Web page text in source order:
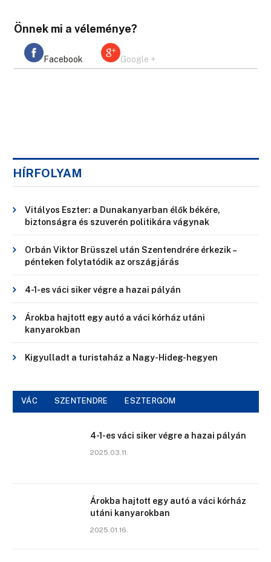
Önnek mi a véleménye?
Facebook Google +
HÍRFOLYAM
Vitályos Eszter: a Dunakanyarban élők békére,
biztonságra és szuverén politikára vágynak
Orbán Viktor Brüsszel után Szentendrére érkezik –
pénteken folytatódik az országjárás
4-1-es váci siker végre a hazai pályán
Árokba hajtott egy autó a váci kórház utáni
kanyarokban
Kigyulladt a turistaház a Nagy-Hideg-hegyen
VÁC SZENTENDRE ESZTERGOM
4-1-es váci siker végre a hazai pályán
2025.03.11.
Árokba hajtott egy autó a váci kórház
utáni kanyarokban
2025.01.16.